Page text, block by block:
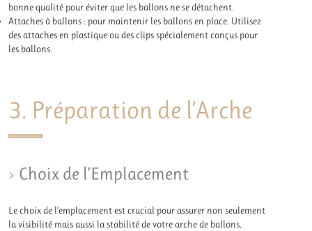
bonne qualité pour éviter que les ballons ne se détachent.
Attaches à ballons : pour maintenir les ballons en place. Utilisez
des attaches en plastique ou des clips spécialement conçus pour
les ballons.
3. Préparation de l’Arche
Choix de l’Emplacement
Le choix de l’emplacement est crucial pour assurer non seulement
la visibilité mais aussi la stabilité de votre arche de ballons.